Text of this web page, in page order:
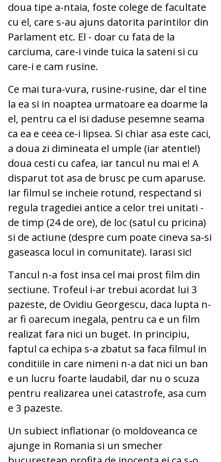
doua tipe a-ntaia, foste colege de facultate
cu el, care s-au ajuns datorita parintilor din
Parlament etc. El - doar cu fata de la
carciuma, care-i vinde tuica la sateni si cu
care-i e cam rusine.
Ce mai tura-vura, rusine-rusine, dar el tine
la ea si in noaptea urmatoare ea doarme la
el, pentru ca el isi daduse pesemne seama
ca ea e ceea ce-i lipsea. Si chiar asa este caci,
a doua zi dimineata el umple (iar atentie!)
doua cesti cu cafea, iar tancul nu mai e! A
disparut tot asa de brusc pe cum aparuse.
Iar filmul se incheie rotund, respectand si
regula tragediei antice a celor trei unitati -
de timp (24 de ore), de loc (satul cu pricina)
si de actiune (despre cum poate cineva sa-si
gaseasca locul in comunitate). Iarasi sic!
Tancul n-a fost insa cel mai prost film din
sectiune. Trofeul i-ar trebui acordat lui 3
pazeste, de Ovidiu Georgescu, daca lupta n-
ar fi oarecum inegala, pentru ca e un film
realizat fara nici un buget. In principiu,
faptul ca echipa s-a zbatut sa faca filmul in
conditiile in care nimeni n-a dat nici un ban
e un lucru foarte laudabil, dar nu o scuza
pentru realizarea unei catastrofe, asa cum
e 3 pazeste.
Un subiect inflationar (o moldoveanca ce
ajunge in Romania si un smecher